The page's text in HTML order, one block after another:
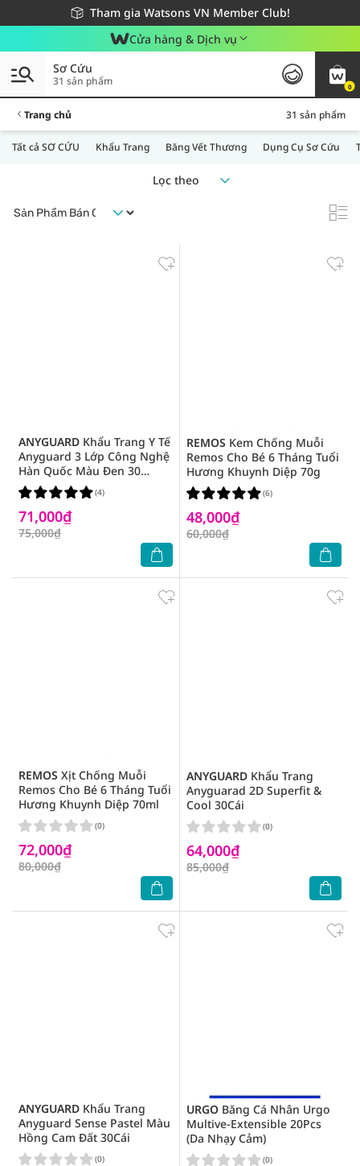
Tham gia Watsons VN Member Club!
Miễn phí giao hàng cho đơn hàng từ 249,000Đ
Giao hàng nhanh 24h - Áp dụng khu vực TP. Hồ Chí Minh
Cửa hàng & Dịch vụ
0
Sơ Cứu
31 sản phẩm
Trang chủ 31 sản phẩm
Tất cả SƠ CỨU Khẩu Trang Băng Vết Thương Dụng Cụ Sơ Cứu
Lọc theo
ANYGUARD Khẩu Trang Y Tế
Anyguard 3 Lớp Công Nghệ
Hàn Quốc Màu Đen 30
Cái/Hộp
71,000₫
75,000₫
(4)
REMOS Kem Chống Muỗi
Remos Cho Bé 6 Tháng Tuổi
Hương Khuynh Diệp 70g
48,000₫
60,000₫
(6)
REMOS Xịt Chống Muỗi
Remos Cho Bé 6 Tháng Tuổi
Hương Khuynh Diệp 70ml
72,000₫
80,000₫
(0)
ANYGUARD Khẩu Trang
Anyguarad 2D Superfit &
Cool 30Cái
64,000₫
85,000₫
(0)
ANYGUARD Khẩu Trang
Anyguard Sense Pastel Màu
Hồng Cam Đất 30Cái
(0)
URGO Băng Cá Nhân Urgo
Multive-Extensible 20Pcs
(Da Nhạy Cảm)
(0)